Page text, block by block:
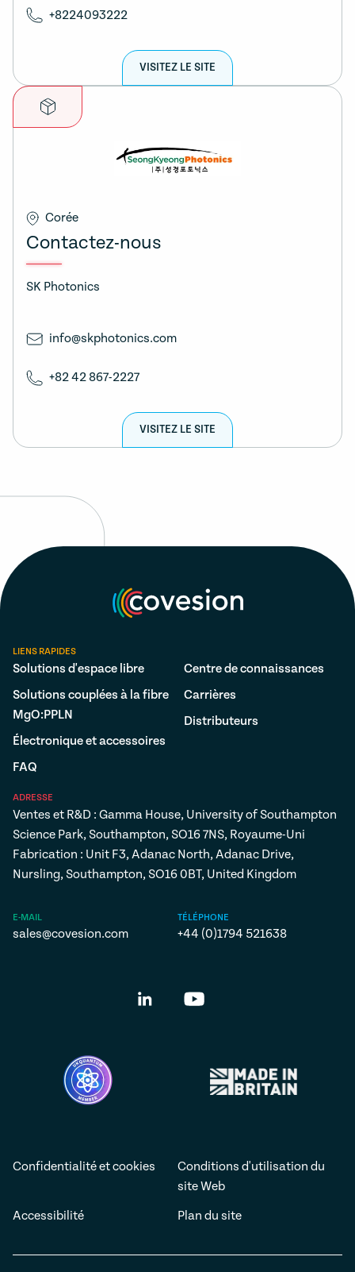
+8224093222
VISITEZ LE SITE
Corée
Contactez-nous
SK Photonics
info@skphotonics.com
+82 42 867-2227
VISITEZ LE SITE
LIENS RAPIDES
Solutions d'espace libre
Solutions couplées à la fibre
MgO:PPLN
Électronique et accessoires
FAQ
Centre de connaissances
Carrières
Distributeurs
ADRESSE
Ventes et R&D : Gamma House, University of Southampton
Science Park, Southampton, SO16 7NS, Royaume-Uni
Fabrication : Unit F3, Adanac North, Adanac Drive,
Nursling, Southampton, SO16 0BT, United Kingdom
E-MAIL
sales@covesion.com
TÉLÉPHONE
+44 (0)1794 521638
Confidentialité et cookies
Conditions d'utilisation du
site Web
Accessibilité
Plan du site